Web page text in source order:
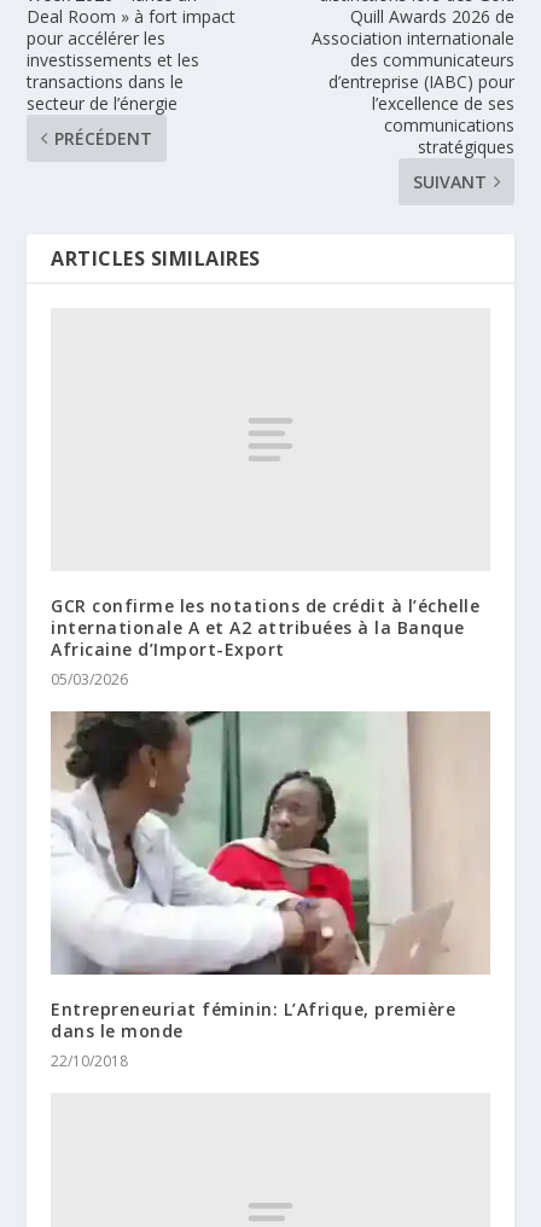
Deal Room » à fort impact
pour accélérer les
investissements et les
transactions dans le
secteur de l’énergie
PRÉCÉDENT
Quill Awards 2026 de
Association internationale
des communicateurs
d’entreprise (IABC) pour
l’excellence de ses
communications
stratégiques
SUIVANT
ARTICLES SIMILAIRES
GCR confirme les notations de crédit à l’échelle
internationale A et A2 attribuées à la Banque
Africaine d’Import-Export
05/03/2026
Entrepreneuriat féminin: L’Afrique, première
dans le monde
22/10/2018